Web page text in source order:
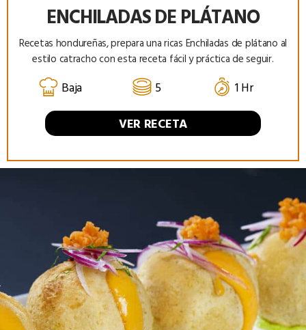
ENCHILADAS DE PLÁTANO
Recetas hondureñas, prepara una ricas Enchiladas de plátano al
estilo catracho con esta receta fácil y práctica de seguir.
Baja 5
1 Hr
VER RECETA